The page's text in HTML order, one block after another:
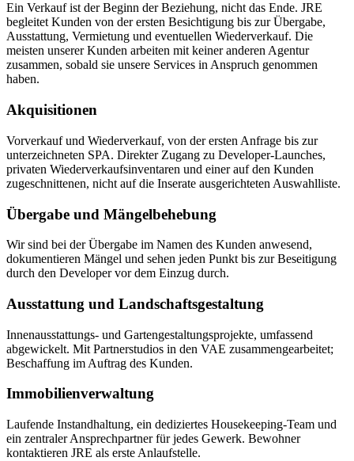
Ein Verkauf ist der Beginn der Beziehung, nicht das Ende. JRE
begleitet Kunden von der ersten Besichtigung bis zur Übergabe,
Ausstattung, Vermietung und eventuellen Wiederverkauf. Die
meisten unserer Kunden arbeiten mit keiner anderen Agentur
zusammen, sobald sie unsere Services in Anspruch genommen
haben.
Akquisitionen
Vorverkauf und Wiederverkauf, von der ersten Anfrage bis zur
unterzeichneten SPA. Direkter Zugang zu Developer-Launches,
privaten Wiederverkaufsinventaren und einer auf den Kunden
zugeschnittenen, nicht auf die Inserate ausgerichteten Auswahlliste.
Übergabe und Mängelbehebung
Wir sind bei der Übergabe im Namen des Kunden anwesend,
dokumentieren Mängel und sehen jeden Punkt bis zur Beseitigung
durch den Developer vor dem Einzug durch.
Ausstattung und Landschaftsgestaltung
Innenausstattungs- und Gartengestaltungsprojekte, umfassend
abgewickelt. Mit Partnerstudios in den VAE zusammengearbeitet;
Beschaffung im Auftrag des Kunden.
Immobilienverwaltung
Laufende Instandhaltung, ein dediziertes Housekeeping-Team und
ein zentraler Ansprechpartner für jedes Gewerk. Bewohner
kontaktieren JRE als erste Anlaufstelle.